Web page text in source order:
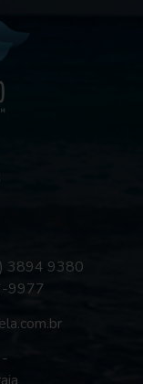
3894 9380
9977